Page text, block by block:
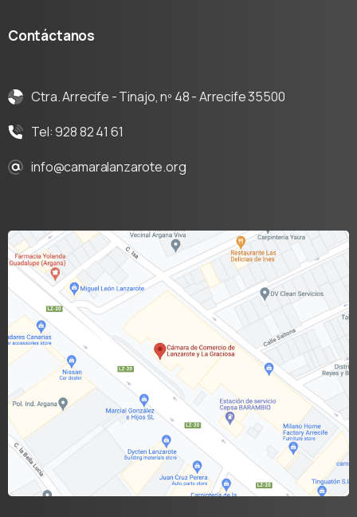
Contáctanos
Ctra. Arrecife - Tinajo, nº 48 - Arrecife 35500
Tel: 928 82 41 61
info@camaralanzarote.org